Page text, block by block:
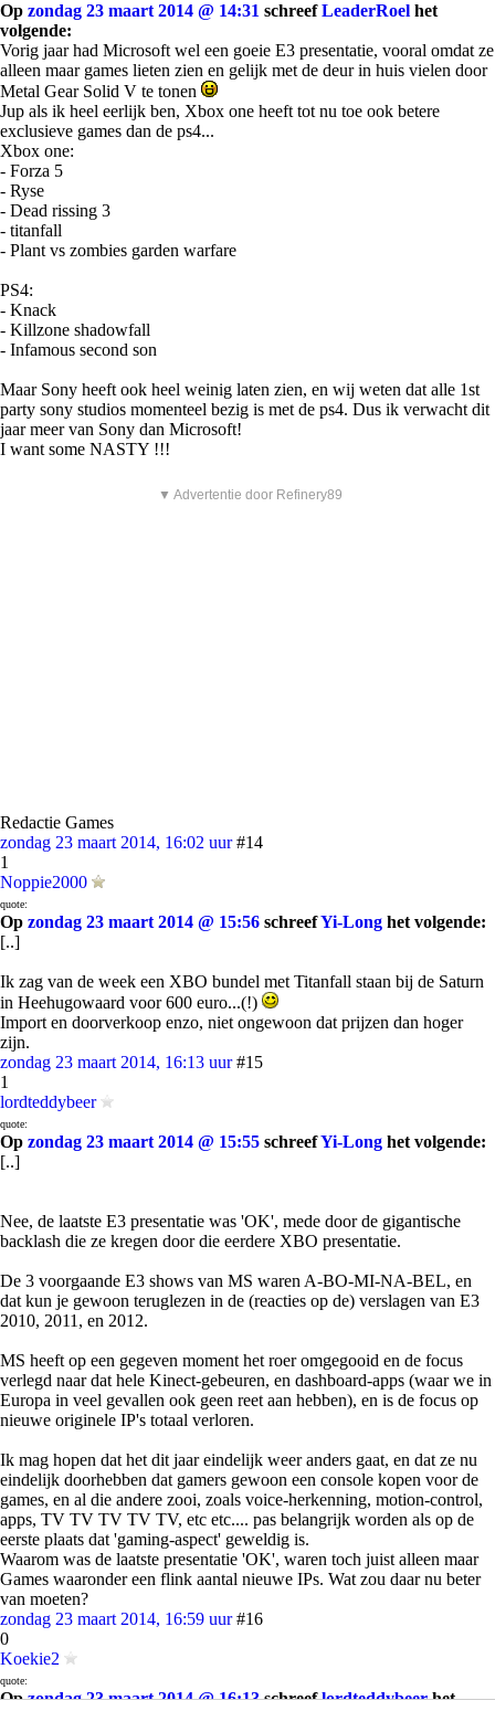
Op zondag 23 maart 2014 @ 14:31 schreefLeaderRoel het
volgende:
Vorig jaar had Microsoft wel een goeie E3 presentatie, vooral omdat ze
alleen maar games lieten zien en gelijk met de deur in huis vielen door
Metal Gear Solid V te tonen
Jup als ik heel eerlijk ben, Xbox one heeft tot nu toe ook betere
exclusieve games dan de ps4...
Xbox one:
- Forza 5
- Ryse
- Dead rissing 3
- titanfall
- Plant vs zombies garden warfare
PS4:
- Knack
- Killzone shadowfall
- Infamous second son
Maar Sony heeft ook heel weinig laten zien, en wij weten dat alle 1st
party sony studios momenteel bezig is met de ps4. Dus ik verwacht dit
jaar meer van Sony dan Microsoft!
I want some NASTY !!!
▼ Advertentie door Refinery89
Redactie Games
zondag 23 maart 2014, 16:02 uur #14
1
Noppie2000
quote:
Op zondag 23 maart 2014 @ 15:56 schreefYi-Long het volgende:
[..]
Ik zag van de week een XBO bundel met Titanfall staan bij de Saturn
in Heehugowaard voor 600 euro...(!)
Import en doorverkoop enzo, niet ongewoon dat prijzen dan hoger
zijn.
zondag 23 maart 2014, 16:13 uur #15
1
lordteddybeer
quote:
Op zondag 23 maart 2014 @ 15:55 schreefYi-Long het volgende:
[..]
Nee, de laatste E3 presentatie was 'OK', mede door de gigantische
backlash die ze kregen door die eerdere XBO presentatie.
De 3 voorgaande E3 shows van MS waren A-BO-MI-NA-BEL, en
dat kun je gewoon teruglezen in de (reacties op de) verslagen van E3
2010, 2011, en 2012.
MS heeft op een gegeven moment het roer omgegooid en de focus
verlegd naar dat hele Kinect-gebeuren, en dashboard-apps (waar we in
Europa in veel gevallen ook geen reet aan hebben), en is de focus op
nieuwe originele IP's totaal verloren.
Ik mag hopen dat het dit jaar eindelijk weer anders gaat, en dat ze nu
eindelijk doorhebben dat gamers gewoon een console kopen voor de
games, en al die andere zooi, zoals voice-herkenning, motion-control,
apps, TV TV TV TV TV, etc etc.... pas belangrijk worden als op de
eerste plaats dat 'gaming-aspect' geweldig is.
Waarom was de laatste presentatie 'OK', waren toch juist alleen maar
Games waaronder een flink aantal nieuwe IPs. Wat zou daar nu beter
van moeten?
zondag 23 maart 2014, 16:59 uur #16
0
Koekie2
quote:
Opzondag 23 maart 2014 @ 16:13schreeflordteddybeerhet